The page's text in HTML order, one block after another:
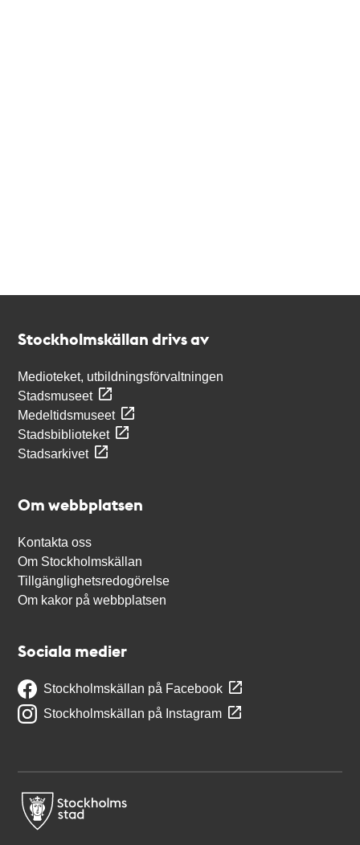
Stockholmskällan drivs av
Medioteket, utbildningsförvaltningen
Stadsmuseet
Medeltidsmuseet
Stadsbiblioteket
Stadsarkivet
Om webbplatsen
Kontakta oss
Om Stockholmskällan
Tillgänglighetsredogörelse
Om kakor på webbplatsen
Sociala medier
Stockholmskällan på Facebook
Stockholmskällan på Instagram